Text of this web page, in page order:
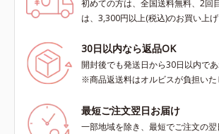
初めての方は、全国送料無料、2回
は、3,300円以上(税込)のお買い上
30日以内なら返品OK
開封後でも発送日から30日以内で
※商品返送料はオルビスが負担いた
最短ご注文翌日お届け
一部地域を除き、最短でご注文の